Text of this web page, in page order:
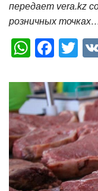
передает vera.kz
розничных
W
at
s
A
p
p
F
c
e
b
o
o
k
T
tt
er